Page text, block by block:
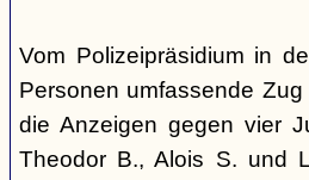
Vom Polizeipräsidium in
Personen umfassende
die Anzeigen gegen vier
Theodor B., Alois S. und